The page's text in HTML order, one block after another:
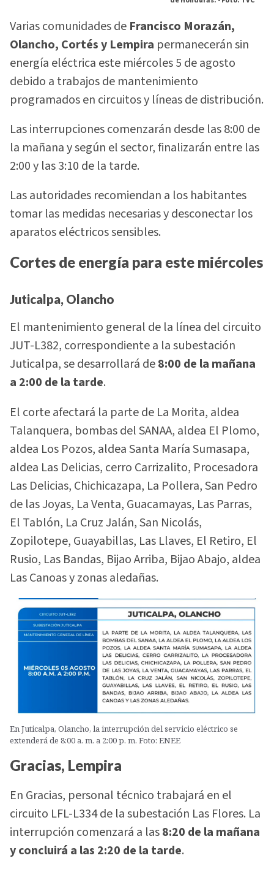
Varias comunidades de Francisco Morazán,
Olancho, Cortés y Lempira permanecerán sin
energía eléctrica este miércoles 5 de agosto
debido a trabajos de mantenimiento
programados en circuitos y líneas de distribución.
Las interrupciones comenzarán desde las 8:00 de
la mañana y según el sector, finalizarán entre las
2:00 y las 3:10 de la tarde.
Las autoridades recomiendan a los habitantes
tomar las medidas necesarias y desconectar los
aparatos eléctricos sensibles.
Cortes de energía para este miércoles
Juticalpa, Olancho
El mantenimiento general de la línea del circuito
JUT-L382, correspondiente a la subestación
Juticalpa, se desarrollará de8:00 de la mañana
a 2:00 de la tarde.
El corte afectará la parte de La Morita, aldea
Talanquera, bombas del SANAA, aldea El Plomo,
aldea Los Pozos, aldea Santa María Sumasapa,
aldea Las Delicias, cerro Carrizalito, Procesadora
Las Delicias, Chichicazapa, La Pollera, San Pedro
de las Joyas, La Venta, Guacamayas, Las Parras,
El Tablón, La Cruz Jalán, San Nicolás,
Zopilotepe, Guayabillas, Las Llaves, El Retiro, El
Rusio, Las Bandas, Bijao Arriba, Bijao Abajo, aldea
Las Canoas y zonas aledañas.
En Juticalpa, Olancho, la interrupción del servicio eléctrico se
extenderá de 8:00 a. m. a 2:00 p. m. Foto: ENEE
Gracias, Lempira
En Gracias, personal técnico trabajará en el
circuito LFL-L334 de la subestación Las Flores. La
interrupción comenzará a las8:20 de la mañana
y concluirá a las 2:20 de la tarde.